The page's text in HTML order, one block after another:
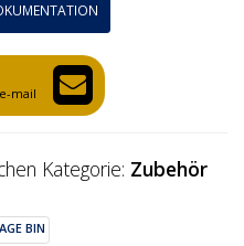
mail
Kategorie: Zubehör